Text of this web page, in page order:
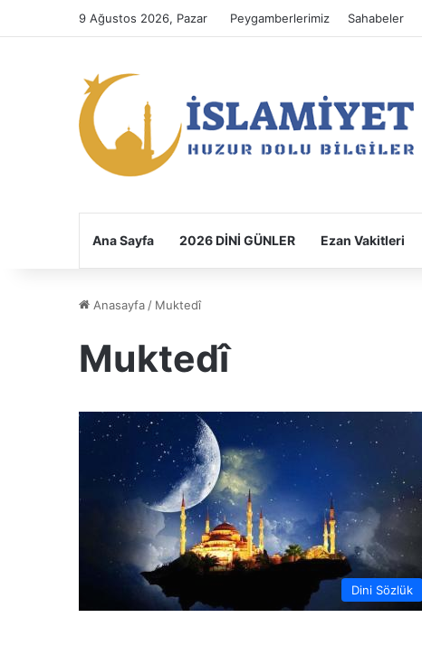
9 Ağustos 2026, Pazar Peygamberlerimiz Sahabeler
Ana Sayfa 2026 DİNİ GÜNLER Ezan Vakitleri
Anasayfa / Muktedî
Muktedî
Dini Sözlük